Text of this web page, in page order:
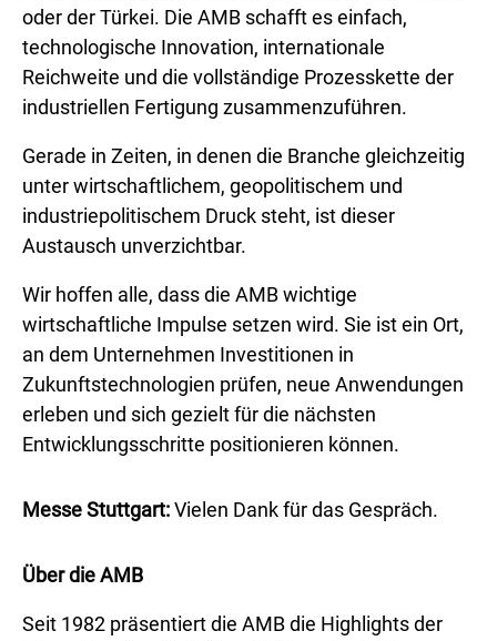
oder der Türkei. Die AMB schafft es einfach,
technologische Innovation, internationale
Reichweite und die vollständige Prozesskette der
industriellen Fertigung zusammenzuführen.
Gerade in Zeiten, in denen die Branche gleichzeitig
unter wirtschaftlichem, geopolitischem und
industriepolitischem Druck steht, ist dieser
Austausch unverzichtbar.
Wir hoffen alle, dass die AMB wichtige
wirtschaftliche Impulse setzen wird. Sie ist ein Ort,
an dem Unternehmen Investitionen in
Zukunftstechnologien prüfen, neue Anwendungen
erleben und sich gezielt für die nächsten
Entwicklungsschritte positionieren können.
Messe Stuttgart:Vielen Dank für das Gespräch.
Über die AMB
Seit 1982 präsentiert die AMB die Highlights der